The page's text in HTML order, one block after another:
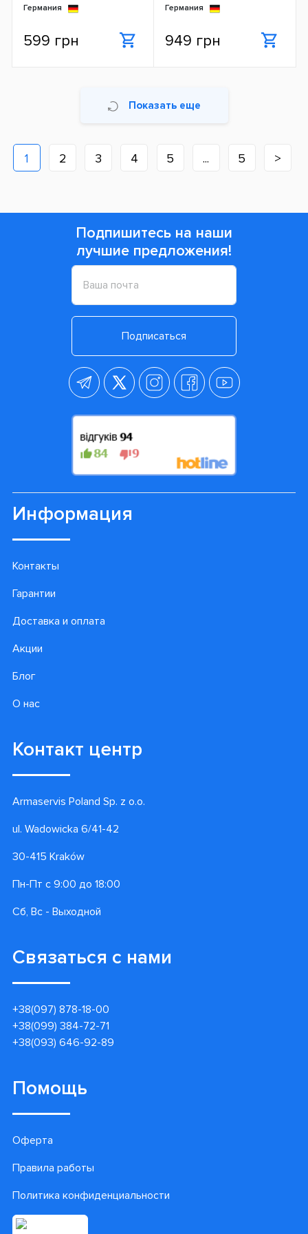
Германия
599 грн
Германия
949 грн
Показать еще
1 2 3 4 5 ... 5 >
Подпишитесь на наши
лучшие предложения!
Подписаться
Информация
Контакты
Гарантии
Доставка и оплата
Акции
Блог
О нас
Контакт центр
Armaservis Poland Sp. z o.o.
ul. Wadowicka 6/41-42
30-415 Kraków
Пн-Пт с 9:00 до 18:00
Сб, Вс - Выходной
Связаться с нами
+38(097) 878-18-00
+38(099) 384-72-71
+38(093) 646-92-89
Помощь
Оферта
Правила работы
Политика конфиденциальности